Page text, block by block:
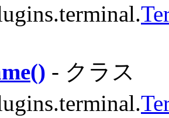
- クラス